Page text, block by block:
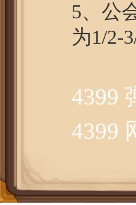
5、公
为1/2-
4399
4399